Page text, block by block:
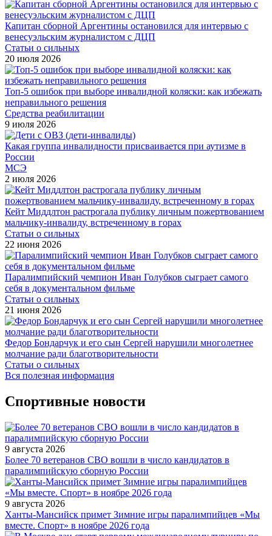
Капитан сборной Аргентины остановился для интервью с
венесуэльским журналистом с ДЦП
Статьи о сильных
20 июля 2026
Топ-5 ошибок при выборе инвалидной коляски: как избежать
неправильного решения
Средства реабилитации
9 июля 2026
Какая группа инвалидности присваивается при аутизме в
России
МСЭ
2 июля 2026
Кейт Миддлтон растрогала публику личным пожертвованием
мальчику-инвалиду, встреченному в горах
Статьи о сильных
22 июня 2026
Паралимпийский чемпион Иван Голубков сыграет самого
себя в документальном фильме
Статьи о сильных
21 июня 2026
Федор Бондарчук и его сын Сергей нарушили многолетнее
молчание ради благотворительности
Статьи о сильных
Вся полезная информация
Спортивные новости
9 августа 2026
Более 70 ветеранов СВО вошли в число кандидатов в
паралимпийскую сборную России
9 августа 2026
Ханты-Мансийск примет Зимние игры паралимпийцев «Мы
вместе. Спорт» в ноябре 2026 года